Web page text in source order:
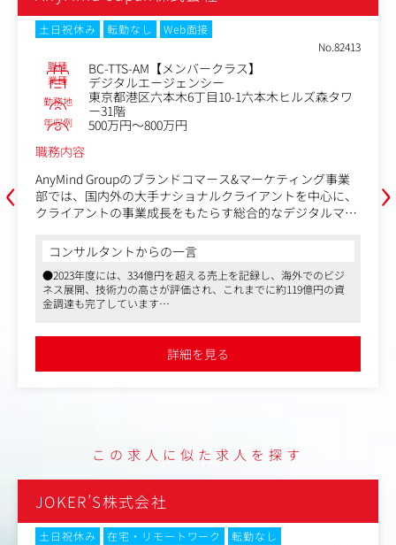
‹
土日祝休み 転勤なし
Web面接
No.82414
職種 Brand Manager,BCM(L2/3)
業種 デジタルエージェンシー
勤務地
東京都港区六本木6丁目10-1六本木ヒルズ森タワ
ー31階
年収例
500万円～800万円
職務内容
AnyMind Groupのブランドコマース&マーケティング事業
部は、国内外の大手ナショナルクライアントを中心に、ク
ライアントの事業成長を実現する総合的なデジタルマーケ
本ポジションでは、クライアントおよび同社ブランドの成
長を促進し、利益の最大化を目指してブランド運営を担当
します。具体的には、P/L管理やブランド戦略の立案をは
じめ、販売チャネルの選定、在庫管理、クリエイティブ品
質管理、キャンペーンの設計・実行など、ブランド運営に
がらブランドの成長を支えます。
・キャンペーンの設計/実行
・各販売チャネルの管理（ECメイン）
・社内外のステークホルダーのディレクション
・在庫/発注管理
・その他ブランド運営にまつわる業務
コンサルタントからの一言
●2023年度には、334億円を超える売上を記録し、海外でのビジ
ネス展開、技術力の高さが評価され、これまでに約119億円の資
金調達も完了しています
●同社で展開しているインフルエンサーマーケやD2C、ECなどの
多角的な事業それぞれに関わることができるポジションです。ま
た海外のオフィスと連携することもあり、グローバルな視点を持
詳細を見る
›
この求人に似た求人を探す
株式会社GENEROSITY
土日祝休み
転勤なし